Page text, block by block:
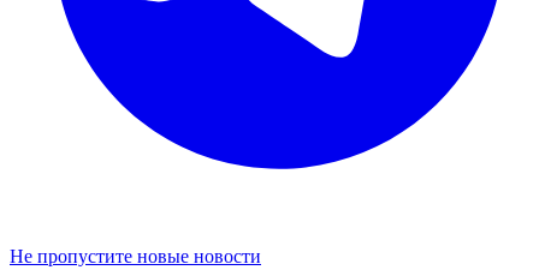
Не пропустите новые новости